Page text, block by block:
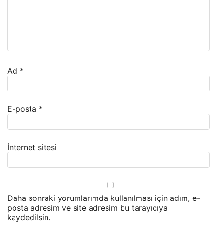
Ad *
E-posta *
İnternet sitesi
Daha sonraki yorumlarımda kullanılması için adım, e-
posta adresim ve site adresim bu tarayıcıya
kaydedilsin.